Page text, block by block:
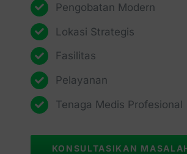
Pengobatan Modern
Lokasi Strategis
Fasilitas
Pelayanan
Tenaga Medis Profesional
KONSULTASIKAN